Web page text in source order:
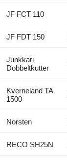
JF FCT 110
JF FDT 150
Junkkari
Dobbeltkutter
Kverneland TA
1500
Norsten
RECO SH25N